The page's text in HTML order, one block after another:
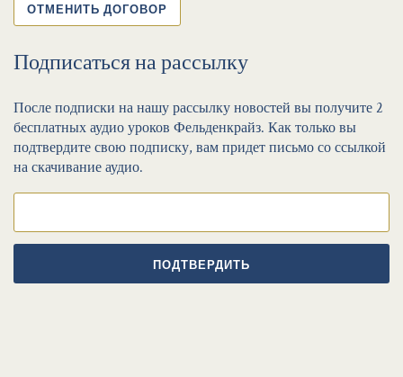
ОТМЕНИТЬ ДОГОВОР
Подписаться на рассылку
После подписки на нашу рассылку новостей вы получите 2
бесплатных аудио уроков Фельденкрайз. Как только вы
подтвердите свою подписку, вам придет письмо со ссылкой
на скачивание аудио.
ПОДТВЕРДИТЬ